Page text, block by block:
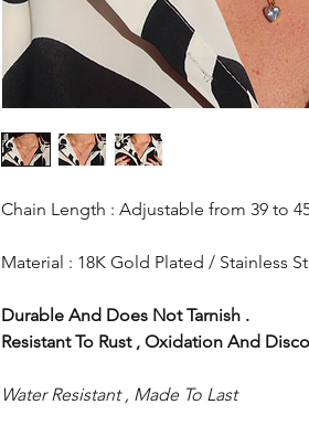
Chain Length : Adjustable from 39 to
Material : 18K Gold Plated / Stainless
Durable And Does Not Tarnish .
Resistant To Rust , Oxidation And
Water Resistant , Made To Last